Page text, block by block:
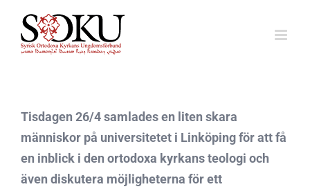
innehållet
Tisdagen 26/4 samlades en liten skara
människor på universitetet i Linköping för att få
en inblick i den ortodoxa kyrkans teologi och
även diskutera möjligheterna för ett